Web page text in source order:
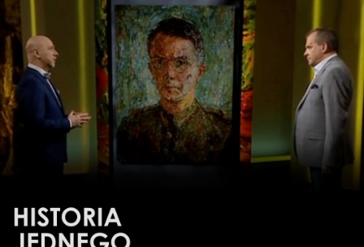
Historia jednego obrazu